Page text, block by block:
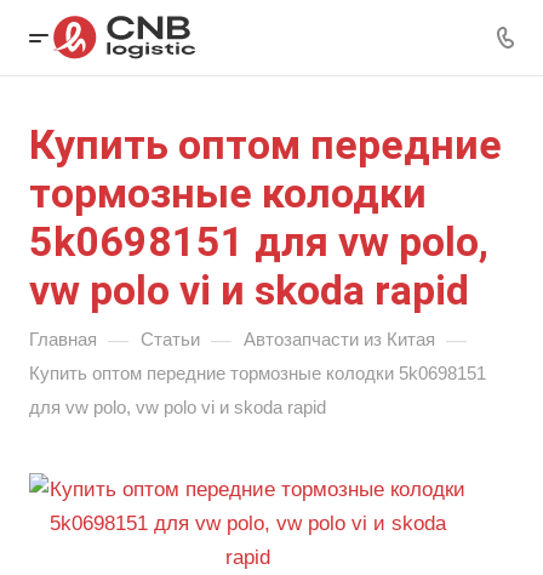
Купить оптом передние
тормозные колодки
5k0698151 для vw polo,
vw polo vi и skoda rapid
Главная — Статьи — Автозапчасти из Китая —
Купить оптом передние тормозные колодки 5k0698151
для vw polo, vw polo vi и skoda rapid